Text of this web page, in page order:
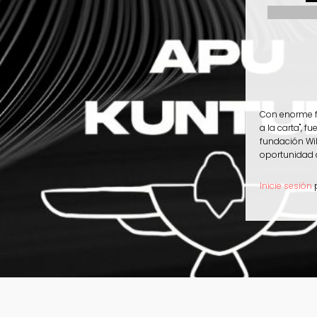
Con enorme
a la carta",
fundación
oportunidad
Inicie sesión